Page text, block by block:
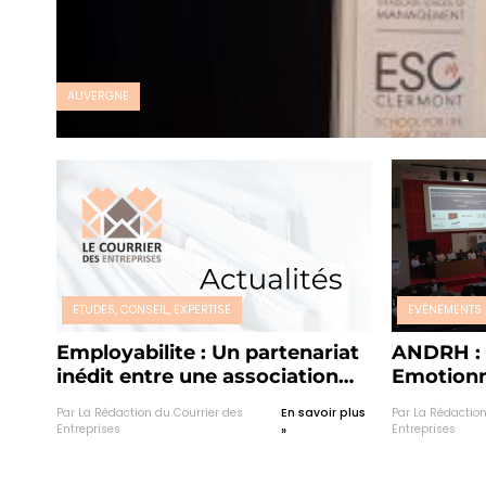
AUVERGNE
ETUDES, CONSEIL, EXPERTISE
Employabilite : Un partenariat
inédit entre une association
l’enseignement supérieur et le
Par La Rédaction du Courrier des
Entreprises
En savoir plus
»
EVÉNEMENTS
ANDRH
Par La
Entreprises